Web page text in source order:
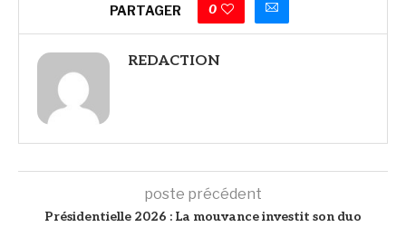
PARTAGER 0
REDACTION
poste précédent
Présidentielle 2026 : La mouvance investit son duo